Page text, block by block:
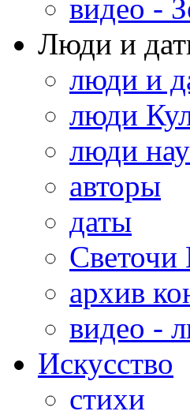
видео -
Люди и
люди и
люди
люди
авторы
даты
архив
видео -
Искусство
стихи